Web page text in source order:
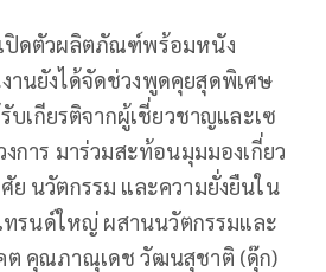
ปิดตัวผลิตภัณฑ์พร้อมหนัง
านยังได้จัดช่วงพูดคุยสุดพิเศษ
บเกียรติจากผู้เชี่ยวชาญและเซ
การ มาร่วมสะท้อนมุมมองเกี่ยว
ย นวัตกรรม และความยั่งยืนใน
ทรนด์ใหญ่ ผสานนวัตกรรมและ
ต คุณภาณุเดช วัฒนสุชาติ (ดุ๊ก)